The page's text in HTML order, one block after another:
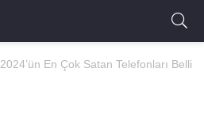
2024’ün En Çok Satan Telefonları Belli